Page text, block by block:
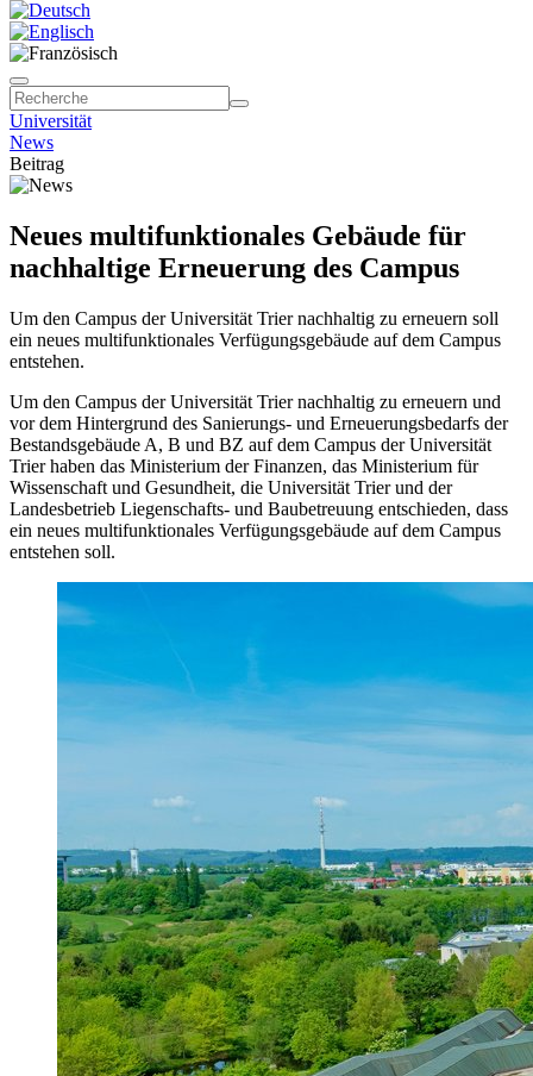
Universität
News
Beitrag
Neues multifunktionales Gebäude für
nachhaltige Erneuerung des Campus
Um den Campus der Universität Trier nachhaltig zu erneuern soll
ein neues multifunktionales Verfügungsgebäude auf dem Campus
entstehen.
Um den Campus der Universität Trier nachhaltig zu erneuern und
vor dem Hintergrund des Sanierungs- und Erneuerungsbedarfs der
Bestandsgebäude A, B und BZ auf dem Campus der Universität
Trier haben das Ministerium der Finanzen, das Ministerium für
Wissenschaft und Gesundheit, die Universität Trier und der
Landesbetrieb Liegenschafts- und Baubetreuung entschieden, dass
ein neues multifunktionales Verfügungsgebäude auf dem Campus
entstehen soll.